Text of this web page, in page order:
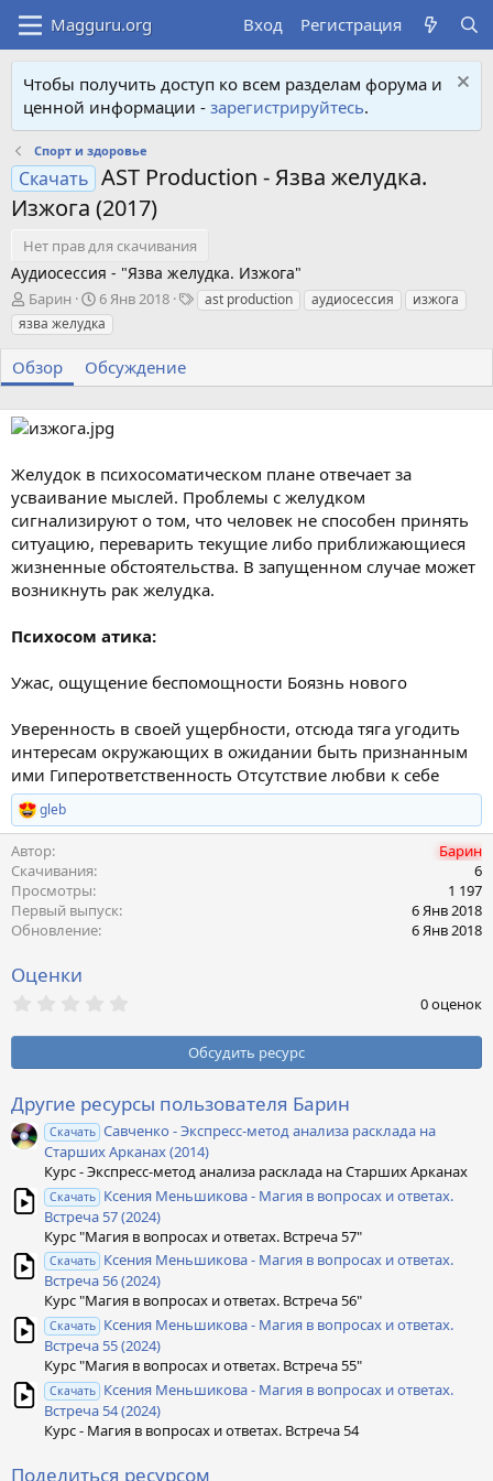
Вход Регистрация
Чтобы получить доступ ко всем разделам форума и
ценной информации - зарегистрируйтесь.
Спорт и здоровье
Скачать AST Production - Язва желудка.
Изжога (2017)
Нет прав для скачивания
Аудиосессия - "Язва желудка. Изжога"
А
в
т
о
р
Барин
Д
а
т
а
с
д
н
и
я
6 Янв 2018
Т ast production аудиосессия
изжога
язва желудка
Обзор Обсуждение
Желудок в психосоматическом плане отвечает за
усваивание мыслей. Проблемы с желудком
сигнализируют о том, что человек не способен принять
ситуацию, переварить текущие либо приближающиеся
жизненные обстоятельства. В запущенном случае может
возникнуть рак желудка.
Психосом атика:
Ужас, ощущение беспомощности Боязнь нового
Уверенность в своей ущербности, отсюда тяга угодить
интересам окружающих в ожидании быть признанным
ими Гиперответственность Отсутствие любви к себе
Р
е
а
к
ц
и
и
:
gleb
Автор
Барин
Скачивания
6
Просмотры
1 197
Первый выпуск
6 Янв 2018
Обновление
6 Янв 2018
Оценки
0
з
ё
з
д
0 оценок
Обсудить ресурс
Другие ресурсы пользователя Барин
Скачать Савченко - Экспресс-метод анализа расклада на
Старших Арканах (2014)
Курс - Экспресс-метод анализа расклада на Старших Арканах
Скачать Ксения Меньшикова - Магия в вопросах и ответах.
Встреча 57 (2024)
Курс "Магия в вопросах и ответах. Встреча 57"
Скачать Ксения Меньшикова - Магия в вопросах и ответах.
Встреча 56 (2024)
Курс "Магия в вопросах и ответах. Встреча 56"
Скачать Ксения Меньшикова - Магия в вопросах и ответах.
Встреча 55 (2024)
Курс "Магия в вопросах и ответах. Встреча 55"
Скачать Ксения Меньшикова - Магия в вопросах и ответах.
Встреча 54 (2024)
Курс - Магия в вопросах и ответах. Встреча 54
Поделиться ресурсом